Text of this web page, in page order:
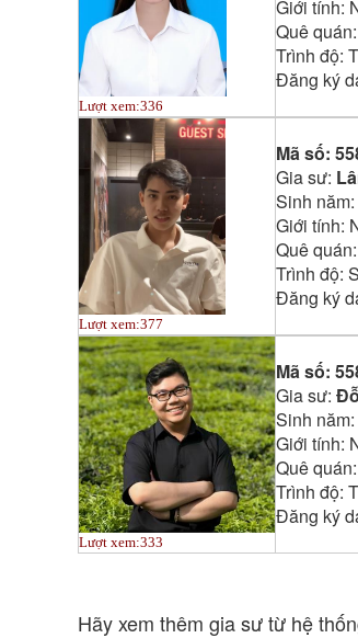
Lượt xem:336
Giới tính:
Quê quán:
Trình độ:
Đăng ký
Lượt xem:377
Mã số:
Gia sư:
Sinh
Giới tính:
Quê
Trình độ:
Đăng ký
Lượt xem:333
Mã số:
Gia sư:
Sinh năm:
Giới tính:
Quê
Trình độ:
Đăng ký
Hãy xem thêm gia sư từ hệ